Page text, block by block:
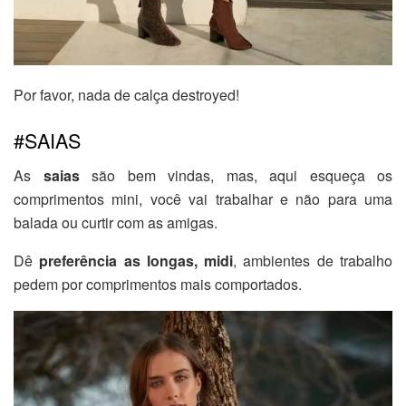
Por favor, nada de calça destroyed!
#SAIAS
As saiassão bem vindas, mas, aqui esqueça os
comprimentos mini, você vai trabalhar e não para uma
balada ou curtir com as amigas.
Dê preferência as longas, midi, ambientes de trabalho
pedem por comprimentos mais comportados.